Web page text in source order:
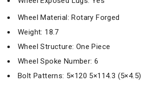
Wheel Material: Rotary Forged
Weight: 18.7
Wheel Structure: One Piece
Wheel Spoke Number: 6
Bolt Patterns: 5×120 5×114.3 (5×4.5)